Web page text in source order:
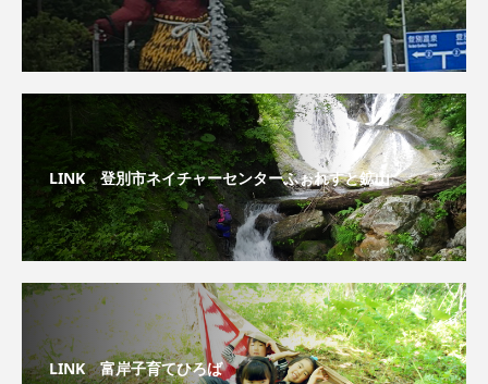
LINK 登別市ネイチャーセンターふぉれすと鉱山
LINK 富岸子育てひろば